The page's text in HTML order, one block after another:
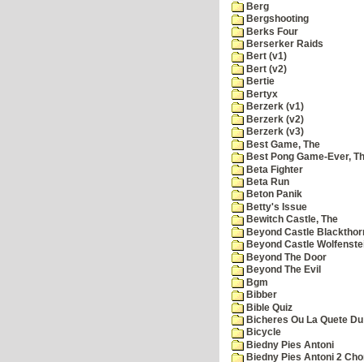
Berg
Bergshooting
Berks Four
Berserker Raids
Bert (v1)
Bert (v2)
Bertie
Bertyx
Berzerk (v1)
Berzerk (v2)
Berzerk (v3)
Best Game, The
Best Pong Game-Ever,
Beta Fighter
Beta Run
Beton Panik
Betty's Issue
Bewitch Castle, The
Beyond Castle
Beyond Castle
Beyond The Door
Beyond The Evil
Bgm
Bibber
Bible Quiz
Bicheres Ou La Quete
Bicycle
Biedny Pies Antoni
Biedny Pies Antoni 2